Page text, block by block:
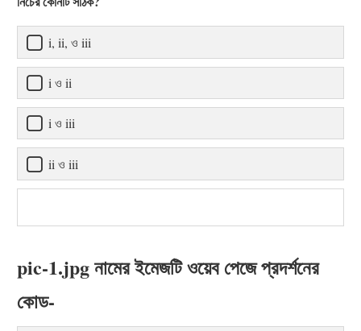
i, ii, ও iii
i ও ii
i ও iii
ii ও iii
pic-1.jpg নামের ইমেজটি ওয়েব পেজে প্রদর্শনের
কোড-